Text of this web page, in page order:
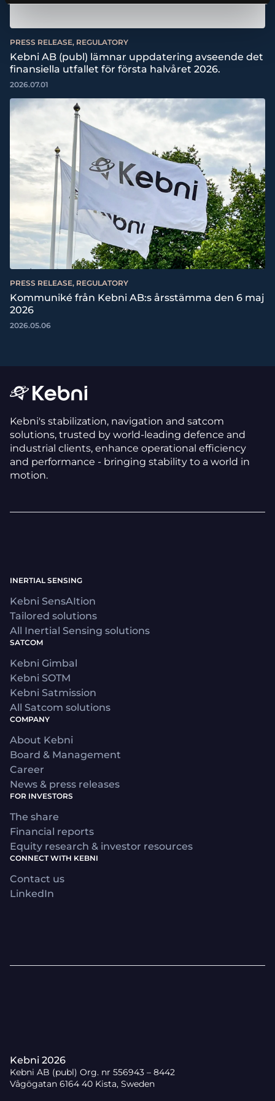
PRESS RELEASE, REGULATORY
Kebni AB (publ) lämnar uppdatering avseende det
finansiella utfallet för första halvåret 2026.
2026.07.01
PRESS RELEASE, REGULATORY
Kommuniké från Kebni AB:s årsstämma den 6 maj
2026
2026.05.06
Kebni's stabilization, navigation and satcom
solutions, trusted by world-leading defence and
industrial clients, enhance operational efficiency
and performance - bringing stability to a world in
motion.
INERTIAL SENSING
Kebni SensAItion
Tailored solutions
All Inertial Sensing solutions
SATCOM
Kebni Gimbal
Kebni SOTM
Kebni Satmission
All Satcom solutions
COMPANY
About Kebni
Board & Management
Career
News & press releases
FOR INVESTORS
The share
Financial reports
Equity research & investor resources
CONNECT WITH KEBNI
Contact us
LinkedIn
Kebni 2026
Kebni AB (publ) Org. nr 556943 – 8442
Vågögatan 6164 40 Kista, Sweden